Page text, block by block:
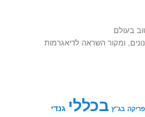
בעולם
ומקור השראה לדיאגרמות
בג"ץ בכללי גנדי